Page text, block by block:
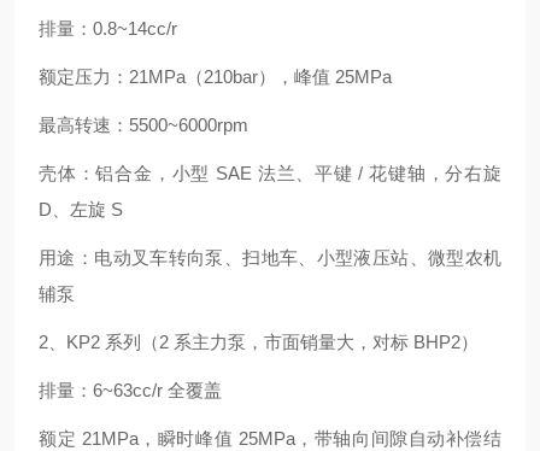
排量：0.8~14cc/r
额定压力：21MPa（210bar），峰值 25MPa
最高转速：5500~6000rpm
壳体：铝合金，小型 SAE 法兰、平键 / 花键轴，分右旋
D、左旋 S
用途：电动叉车转向泵、扫地车、小型液压站、微型农机
辅泵
2、KP2 系列（2 系主力泵，市面销量大，对标 BHP2）
排量：6~63cc/r 全覆盖
额定 21MPa，瞬时峰值 25MPa，带轴向间隙自动补偿结